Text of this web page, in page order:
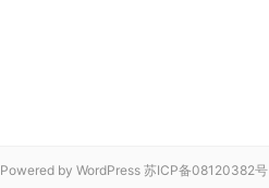
Powered by WordPress 苏ICP备08120382号